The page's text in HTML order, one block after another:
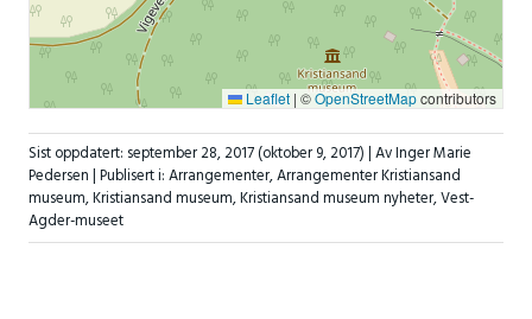
Leaflet | ©OpenStreetMapcontributors
Sist oppdatert: september 28, 2017(oktober 9, 2017)| Av Inger Marie
Pedersen |Publisert i:Arrangementer,Arrangementer Kristiansand
museum,Kristiansand museum,Kristiansand museum nyheter,Vest-
Agder-museet